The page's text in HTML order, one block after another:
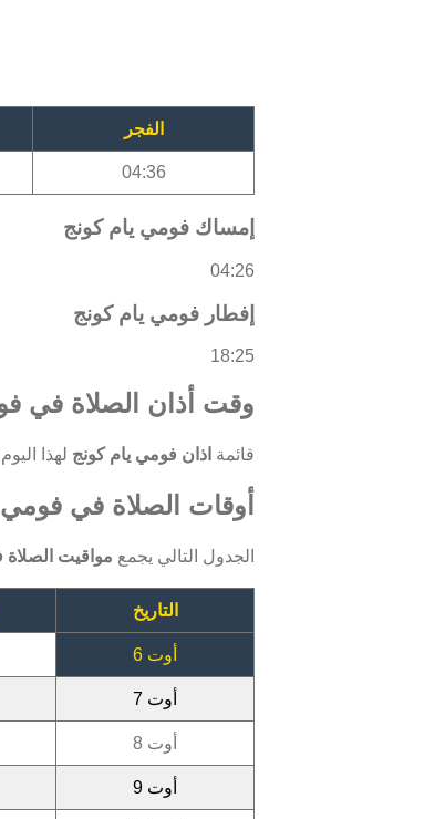
الفجر
04:36
إمساك فومي يام كونج
04:26
إفطار فومي يام كونج
18:25
وقت أذان الصلاة في
قائمة اذان فومي يام كونج لهذا اليوم : الفجر: 04:36 ، الظهر: 12:07 ،
أوقات الصلاة في فومي
الجدول التالي يجمع مواقيت
التاريخ
أوت 6
أوت 7
أوت 8
أوت 9